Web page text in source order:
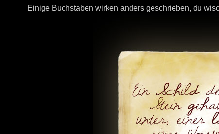
Einige Buchstaben wirken anders geschrieben, du